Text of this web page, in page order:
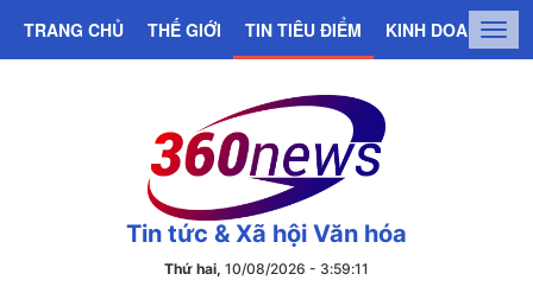
TRANG CHỦ THẾ GIỚI TIN TIÊU ĐIỂM KINH DOANH
Tin tức & Xã hội Văn hóa
Thứ hai, 10/08/2026 - 3:59:12